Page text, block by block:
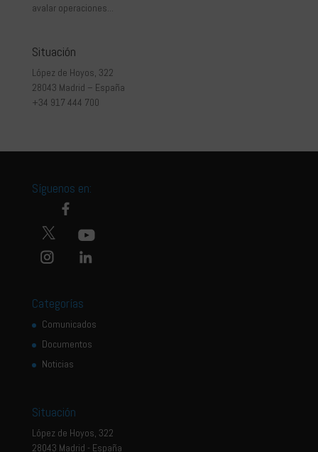
avalar operaciones...
Situación
López de Hoyos, 322
28043 Madrid – España
+34 917 444 700
Síguenos en:
Categorías
Comunicados
Documentos
Noticias
Situación
López de Hoyos, 322
28043 Madrid - España